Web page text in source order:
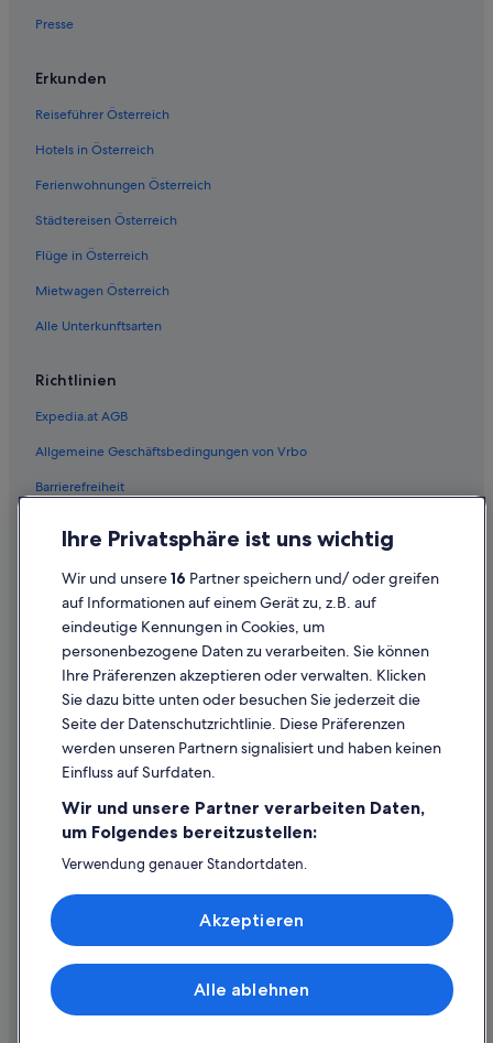
Presse
Erkunden
Reiseführer Österreich
Hotels in Österreich
Ferienwohnungen Österreich
Städtereisen Österreich
Flüge in Österreich
Mietwagen Österreich
Alle Unterkunftsarten
Richtlinien
Expedia.at AGB
Allgemeine Geschäftsbedingungen von Vrbo
Barrierefreiheit
Rechtliche Hinweise/Kontakt
Inhaltsrichtlinien und Melden von Inhalten
Hilfe
Hilfe
Rückerstattungsprozess und Zeitrahmen
Buchen Sie einen Flug mit einer Gutschrift bei der Fluggesellschaft
Internationale Reisedokumente
© 2026 Expedia, Inc., ein Unternehmen der Expedia Group. Alle Rechte
vorbehalten. Expedia und das Expedia-Logo sind Handelsmarken oder
Ihre Privatsphäre ist uns wichtig
Wir und unsere16 Partner speichern und/ oder greifen
auf Informationen auf einem Gerät zu, z.B. auf
eindeutige Kennungen in Cookies, um
personenbezogene Daten zu verarbeiten. Sie können
Ihre Präferenzen akzeptieren oder verwalten. Klicken
Sie dazu bitte unten oder besuchen Sie jederzeit die
Seite der Datenschutzrichtlinie. Diese Präferenzen
werden unseren Partnern signalisiert und haben keinen
Einfluss auf Surfdaten.
Wir und unsere Partner verarbeiten Daten,
um Folgendes bereitzustellen:
Verwendung genauer Standortdaten.
Speichern von oder Zugriff auf Informationen auf einem
Endgerät. Personalisierte Werbung und Inhalte, Messung
von Werbeleistung und der Performance von Inhalten,
Liste der Partner (Lieferanten)
Alle ablehnen
Akzeptieren